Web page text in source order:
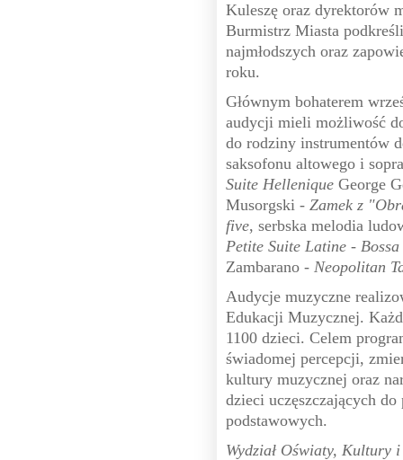
Kuleszę oraz dyrektorów
Burmistrz Miasta
najmłodszych oraz
roku.
Głównym bohaterem
audycji mieli możliwość
do rodziny instrumentów
saksofonu altowego i
Suite Hellenique George
Musorgski - Zamek z
five, serbska melodia
Petite Suite Latine - Bossa
Zambarano - Neopolitan
Audycje muzyczne
Edukacji Muzycznej.
1100 dzieci. Celem
świadomej percepcji,
kultury muzycznej oraz
dzieci uczęszczających
podstawowych.
Wydział Oświaty, Kultury